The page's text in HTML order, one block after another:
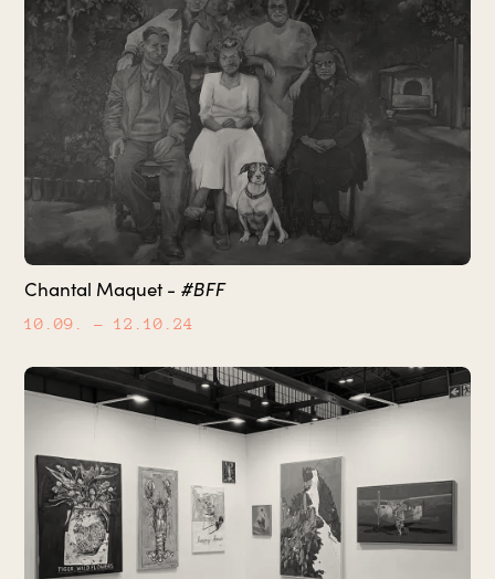
Chantal Maquet - #BFF
10.09. – 12.10.24